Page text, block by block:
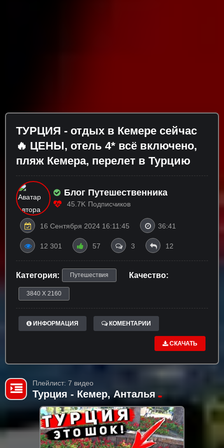
ТУРЦИЯ - отдых в Кемере сейчас
🔥 ЦЕНЫ, отель 4* всё включено,
пляж Кемера, перелет в Турцию
Блог Путешественника
45.7K Подписчиков
16 Сентября 2024 16:11:45 36:41
12 301 57 3 12
Категория: Путешествия Качество:
3840 X 2160
ИНФОРМАЦИЯ КОМЕНТАРИИ
СКАЧАТЬ
Плейлист: 7 видео
Турция - Кемер, Анталья